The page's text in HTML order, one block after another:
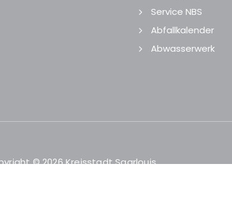
Service NBS
Abfallkalender
Abwasserwerk
© 2026 Kreisstadt Saarlouis.